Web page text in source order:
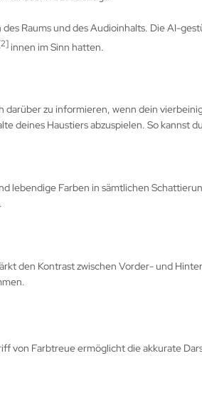
Raums und des Audioinhalts. Die AI-
innen im Sinn hatten.
zu informieren, wenn dein
deines Haustiers abzuspielen. So kannst
lebendige Farben in sämtlichen
den Kontrast zwischen Vorder- und
von Farbtreue ermöglicht die akkurate